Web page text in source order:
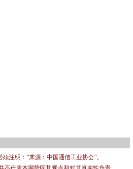
注明：“来源：中国通信工业协会”。